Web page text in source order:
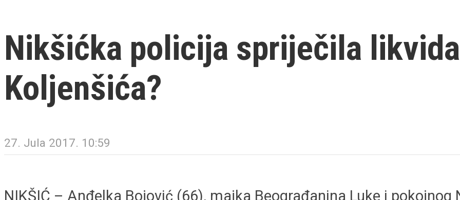
Nikšićka policija spriječila
Koljenšića?
27. Jula 2017. 10:59
NIKŠIĆ – Anđelka Bojović (66), majka Beograđanina Luke i pokojnog